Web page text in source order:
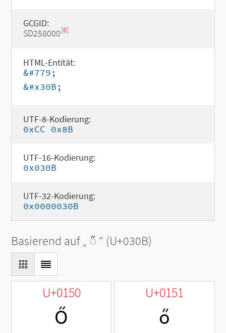
GCGID:
SD258000[6]
HTML-Entität:
&#779;
&#x30B;
UTF-8-Kodierung:
0xCC 0x8B
UTF-16-Kodierung:
0x030B
UTF-32-Kodierung:
0x0000030B
Basierend auf „ ◌̋ “ (U+030B)
U+0150
Ő
U+0151
ő